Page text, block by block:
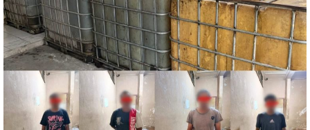
n
g
a
n
C
i
k